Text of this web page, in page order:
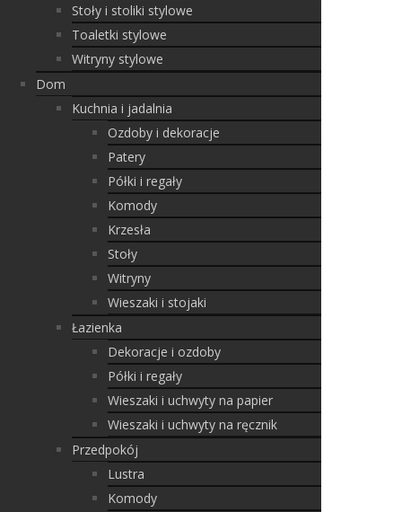
Stoły i stoliki stylowe
Toaletki stylowe
Witryny stylowe
Dom
Kuchnia i jadalnia
Ozdoby i dekoracje
Patery
Półki i regały
Komody
Krzesła
Stoły
Witryny
Wieszaki i stojaki
Łazienka
Dekoracje i ozdoby
Półki i regały
Wieszaki i uchwyty na papier
Wieszaki i uchwyty na ręcznik
Przedpokój
Lustra
Komody